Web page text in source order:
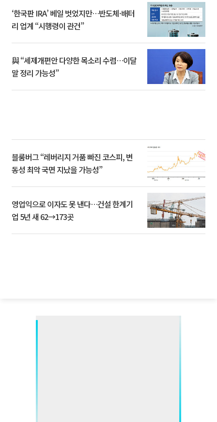
‘한국판 IRA’ 베일 벗었지만…반도체·배터
리 업계 “시행령이 관건”
與 “세제개편안 다양한 목소리 수렴…이달
말 정리 가능성”
블룸버그 “레버리지 거품 빠진 코스피, 변
동성 최악 국면 지났을 가능성”
영업익으로 이자도 못 낸다…건설 한계기
업 5년 새 62→173곳